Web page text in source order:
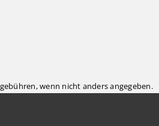
wenn nicht anders angegeben.